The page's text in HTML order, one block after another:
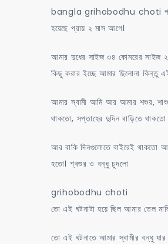
bangla grihobodhu choti প্রথমত
হয়েছে প্রায় ২ মাস আগে।
আমার দুধের সাইজ ৩৪ কোমরের সাইজ
কিছু করার ইচ্ছে আমার ছিলোনা কিন্তু
আমার স্বামী আমি আর আমার শশুর,
থাকতো, সপ্তাহের দুদিন বাড়িতে
আর বাকি দিনগুলোতে বাইরেই থাকতো
হতো। শ্বশুর ও বন্ধু চুদলো
grihobodhu choti
তো এই ঘটনাটা হয়ে ছিল আমার তেল
তো এই ঘটনাতে আমার স্বামীর বন্ধু